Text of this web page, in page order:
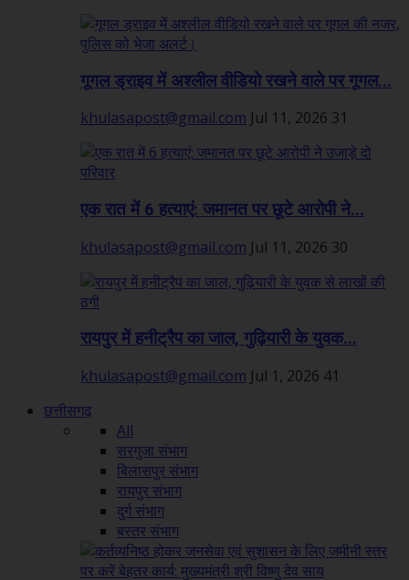
गूगल ड्राइव में अश्लील वीडियो रखने वाले पर गूगल...
khulasapost@gmail.com Jul 11, 2026 31
एक रात में 6 हत्याएं: जमानत पर छूटे आरोपी ने...
khulasapost@gmail.com Jul 11, 2026 30
रायपुर में हनीट्रैप का जाल, गुढ़ियारी के युवक...
khulasapost@gmail.com Jul 1, 2026 41
छत्तीसगढ़
All
सरगुजा संभाग
बिलासपुर संभाग
रायपुर संभाग
दुर्ग संभाग
बस्तर संभाग